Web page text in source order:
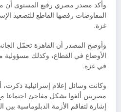
وأكد مصدر مصري رفيع المستوى أن
المفاوضات رفضها القاطع للتصعيد
غزة.
وأوضح المصدر أن القاهرة تحمّل
الأوضاع في القطاع، وكذلك مسؤولية
في غزة.
وكانت وسائل إعلام إسرائيلية
مصريين ألغوا بشكل مفاجئ اجتماعا
إشارة لتفاقم الأزمة الدبلوماسية بين